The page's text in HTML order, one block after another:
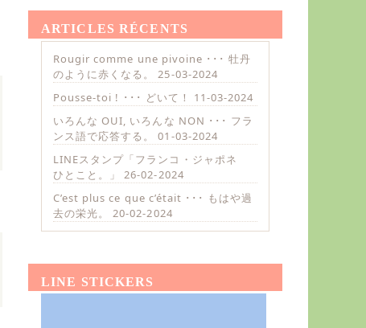
ARTICLES RÉCENTS
Rougir comme une pivoine ･･･ 牡丹
のように赤くなる。
25-03-2024
Pousse-toi ! ･･･ どいて！
11-03-2024
いろんな OUI, いろんな NON ･･･ フラ
ンス語で応答する。
01-03-2024
LINEスタンプ「フランコ・ジャポネ
ひとこと。」
26-02-2024
C’est plus ce que c’était ･･･ もはや過
去の栄光。
20-02-2024
LINE STICKERS